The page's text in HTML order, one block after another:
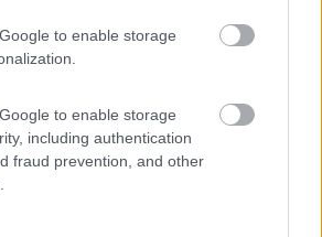
to enable storage
to enable storage
including authentication
fraud prevention, and other
mai e soprattutto dalla parte opposta di dove va la